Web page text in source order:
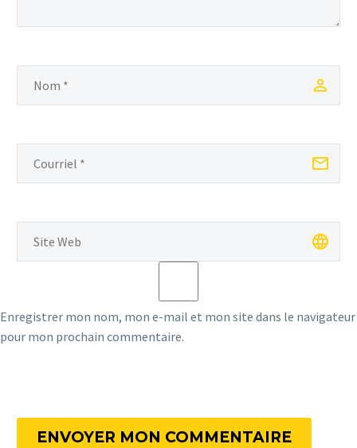
Enregistrer mon nom, mon e-mail et mon site dans le navigateur
pour mon prochain commentaire.
ENVOYER MON COMMENTAIRE